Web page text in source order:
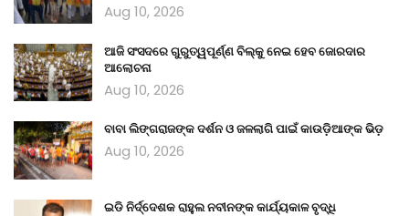
Aug 10, 2026
ଆଜି ସଂସଦରେ ଗୁରୁତ୍ୱପୂର୍ଣ୍ଣ ବିଲ୍‌କୁ ନେଇ ହେବ ଜୋରଦାର
ଆଲୋଚନା
Aug 10, 2026
ବାବା ଲିଙ୍ଗରାଜଙ୍କ ଦର୍ଶନ ଓ ଜଳଲାଗି ପାଇଁ କାଉଡ଼ିଆଙ୍କ ଭିଡ଼
Aug 10, 2026
ଇଡି ନିର୍ଦ୍ଦେଶକ ରାହୁଲ ନବୀନଙ୍କ କାର୍ଯ୍ୟକାଳ ବୃଦ୍ଧି